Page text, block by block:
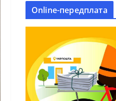
Online-передплата